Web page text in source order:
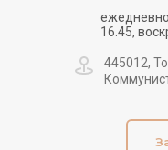
ежедневно
16.45,
445012,